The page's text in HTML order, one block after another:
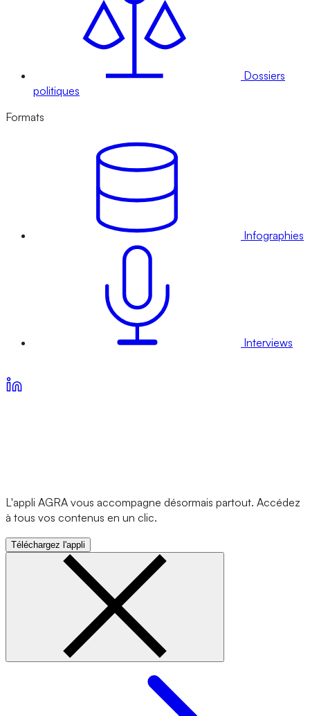
Dossiers
politiques
Formats
Infographies
Interviews
L'appli AGRA vous accompagne désormais partout. Accédez
à tous vos contenus en un clic.
Téléchargez l'appli